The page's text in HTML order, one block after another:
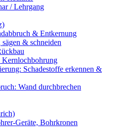
/ Lehrgang
& Entkernung
& schneiden
Schadestoffe erkennen &
Wand durchbrechen
Geräte, Bohrkronen